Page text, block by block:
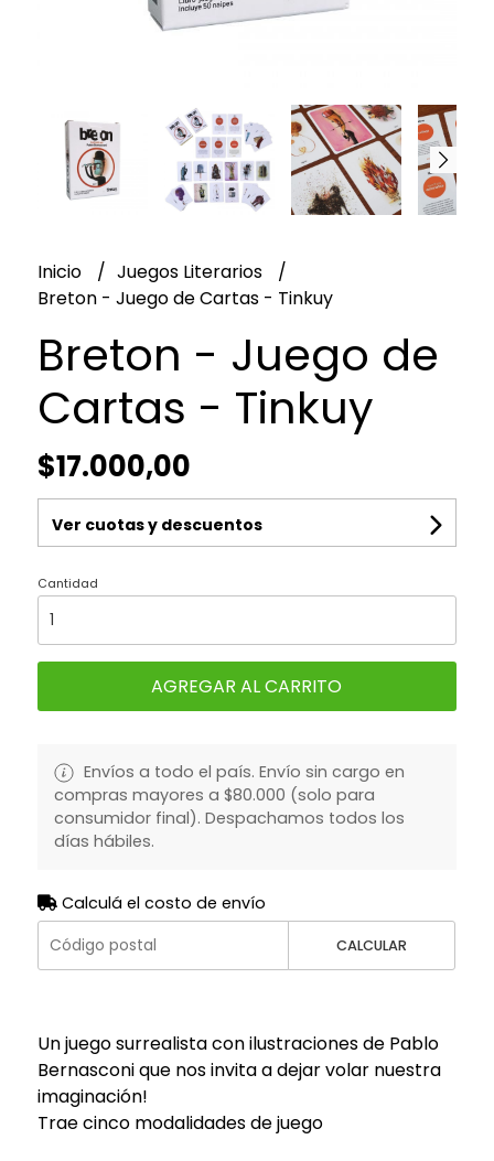
Inicio
Juegos Literarios
Breton - Juego de Cartas - Tinkuy
Breton - Juego de
Cartas - Tinkuy
$17.000,00
Ver cuotas y descuentos
Cantidad
AGREGAR AL CARRITO
Envíos a todo el país. Envío sin cargo en
compras mayores a $80.000 (solo para
consumidor final). Despachamos todos los
días hábiles.
Calculá el costo de envío
CALCULAR
Un juego surrealista con ilustraciones de Pablo
Bernasconi que nos invita a dejar volar nuestra
imaginación!
Trae cinco modalidades de juego